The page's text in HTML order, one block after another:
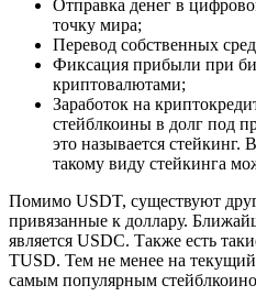
Отправка денег в
точку мира;
Перевод собственных
Фиксация прибыли при
криптовалютами;
Заработок на
стейблкоины в долг под
это называется
такому виду стейкинга
Помимо USDT, существуют
привязанные к доллару.
является USDC. Также есть
TUSD. Тем не менее на
самым популярным